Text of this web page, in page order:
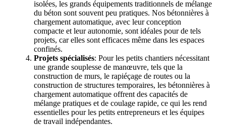
isolées, les grands équipements traditionnels de mélange
du béton sont souvent peu pratiques. Nos bétonnières à
chargement automatique, avec leur conception
compacte et leur autonomie, sont idéales pour de tels
projets, car elles sont efficaces même dans les espaces
confinés.
Projets spécialisés: Pour les petits chantiers nécessitant
une grande souplesse de manœuvre, tels que la
construction de murs, le rapiéçage de routes ou la
construction de structures temporaires, les bétonnières à
chargement automatique offrent des capacités de
mélange pratiques et de coulage rapide, ce qui les rend
essentielles pour les petits entrepreneurs et les équipes
de travail indépendantes.